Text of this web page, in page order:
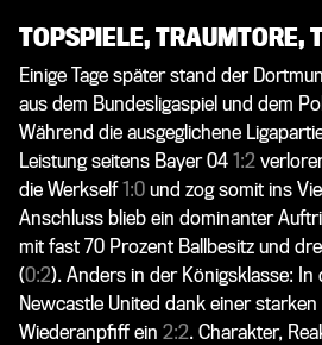
TOPSPIELE, TRAUMTORE,
Einige Tage später stand der
aus dem Bundesligaspiel und dem
Während die ausgeglichene
Leistung seitens Bayer 04 1:2
die Werkself1:0 und zog somit ins
Anschluss blieb ein dominanter
mit fast 70 Prozent Ballbesitz und
(0:2). Anders in der Königsklasse: In
Newcastle United dank einer
Wiederanpfiff ein 2:2. Charakter,